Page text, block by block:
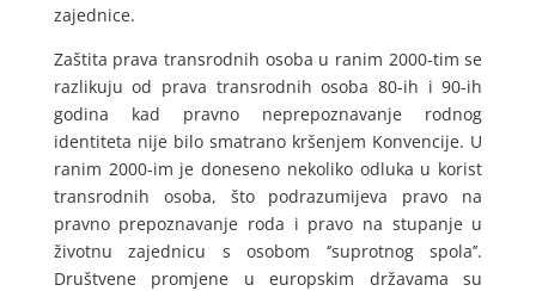
zajednice.
Zaštita prava transrodnih osoba u ranim 2000-tim se
razlikuju od prava transrodnih osoba 80-ih i 90-ih
godina kad pravno neprepoznavanje rodnog
identiteta nije bilo smatrano kršenjem Konvencije. U
ranim 2000-im je doneseno nekoliko odluka u korist
transrodnih osoba, što podrazumijeva pravo na
pravno prepoznavanje roda i pravo na stupanje u
životnu zajednicu s osobom ‘’suprotnog spola’’.
Društvene promjene u europskim državama su